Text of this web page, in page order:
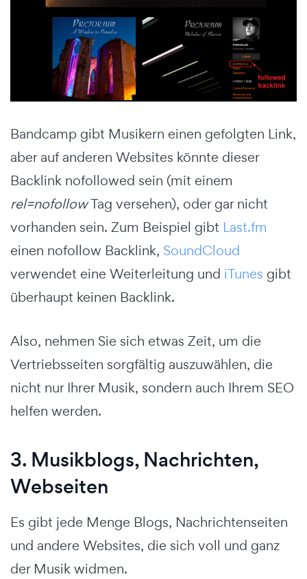
Bandcamp gibt Musikern einen gefolgten Link,
aber auf anderen Websites könnte dieser
Backlink nofollowed sein (mit einem
rel=nofollowTag versehen), oder gar nicht
vorhanden sein. Zum Beispiel gibt Last.fm
einen nofollow Backlink, SoundCloud
verwendet eine Weiterleitung und iTunes gibt
überhaupt keinen Backlink.
Also, nehmen Sie sich etwas Zeit, um die
Vertriebsseiten sorgfältig auszuwählen, die
nicht nur Ihrer Musik, sondern auch Ihrem SEO
helfen werden.
3. Musikblogs, Nachrichten,
Webseiten
Es gibt jede Menge Blogs, Nachrichtenseiten
und andere Websites, die sich voll und ganz
der Musik widmen.